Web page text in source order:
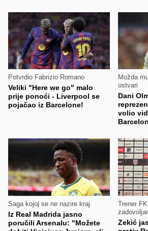
Potvrdio Fabrizio Romano
Veliki "Here we go" malo
prije ponoći - Liverpool se
pojačao iz Barcelone!
Možda
ostvari
Dani
volio
Saga kojoj se ne nazire kraj
Iz Real Madrida jasno
poručili Arsenalu: "Možete
Trener
Zekić